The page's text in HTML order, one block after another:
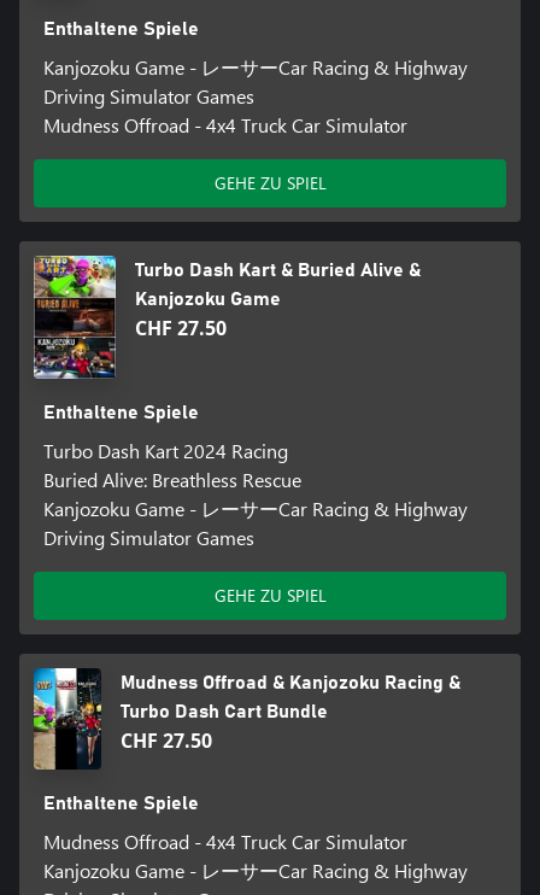
Enthaltene Spiele
Kanjozoku Game - レーサーCar Racing & Highway
Driving Simulator Games
Mudness Offroad - 4x4 Truck Car Simulator
GEHE ZU SPIEL
Turbo Dash Kart & Buried Alive &
Kanjozoku Game
CHF 27.50
Enthaltene Spiele
Turbo Dash Kart 2024 Racing
Buried Alive: Breathless Rescue
Kanjozoku Game - レーサーCar Racing & Highway
Driving Simulator Games
GEHE ZU SPIEL
Mudness Offroad & Kanjozoku Racing &
Turbo Dash Cart Bundle
CHF 27.50
Enthaltene Spiele
Mudness Offroad - 4x4 Truck Car Simulator
Kanjozoku Game - レーサーCar Racing & Highway